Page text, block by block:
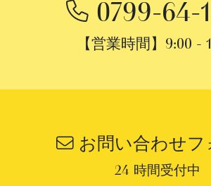
0799-64-
【営業時間】 9:00 -
お問い合わせフ
24 時間受付中